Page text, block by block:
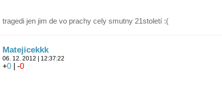
tragedi jen jim de vo prachy cely smutny 21století :(
Matejicekkk
06. 12. 2012 | 12:37:22
+0 | -0